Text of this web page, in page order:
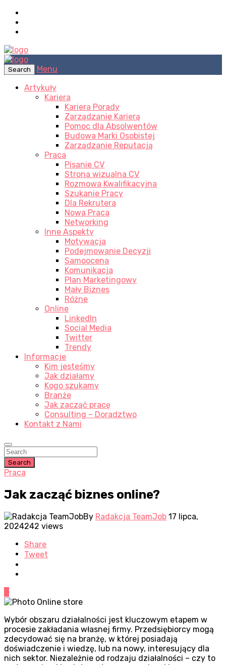
Search
Menu
Artykuły
Kariera
Kariera Porady
Zarządzanie Karierą
Pomoc dla Absolwentów
Budowa Marki Osobistej
Zarządzanie Reputacją
Praca
Pisanie CV
Strona wizualna CV
Rozmowa Kwalifikacyjna
Szukanie Pracy
Dla Rekrutera
Nowa Praca
Networking
Inne Aspekty
Motywacja
Podejmowanie Decyzji
Samoocena
Komunikacja
Plan Marketingowy
Mały Biznes
Różne
Online
LinkedIn
Social Media
Twitter
Trendy
Informacje
Kim jesteśmy
Jak działamy
Kogo szukamy
Branże
Jak zacząć pracę
Consulting – Doradztwo
Kontakt z Nami
Search
Praca
Jak zacząć biznes online?
By Radakcja TeamJob 17 lipca,
2024242 views
Share
Tweet
Wybór obszaru działalności jest kluczowym etapem w
procesie zakładania własnej firmy. Przedsiębiorcy mogą
zdecydować się na branżę, w której posiadają
doświadczenie i wiedzę, lub na nowy, interesujący dla
nich sektor. Niezależnie od rodzaju działalności – czy to